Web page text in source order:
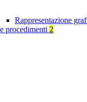
Rappresentazione
procedimenti 2